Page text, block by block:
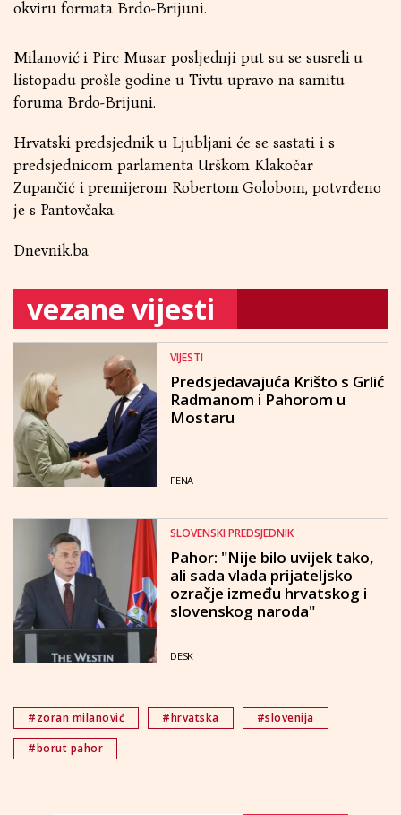
okviru formata Brdo-Brijuni.
Milanović i Pirc Musar posljednji put su se susreli u
listopadu prošle godine u Tivtu upravo na samitu
foruma Brdo-Brijuni.
Hrvatski predsjednik u Ljubljani će se sastati i s
predsjednicom parlamenta Urškom Klakočar
Zupančić i premijerom Robertom Golobom, potvrđeno
je s Pantovčaka.
Dnevnik.ba
vezane vijesti
VIJESTI
Predsjedavajuća Krišto s Grlić
Radmanom i Pahorom u
Mostaru
FENA
SLOVENSKI PREDSJEDNIK
Pahor: "Nije bilo uvijek tako,
ali sada vlada prijateljsko
ozračje između hrvatskog i
slovenskog naroda"
DESK
#zoran milanović #hrvatska
#slovenija
#borut pahor